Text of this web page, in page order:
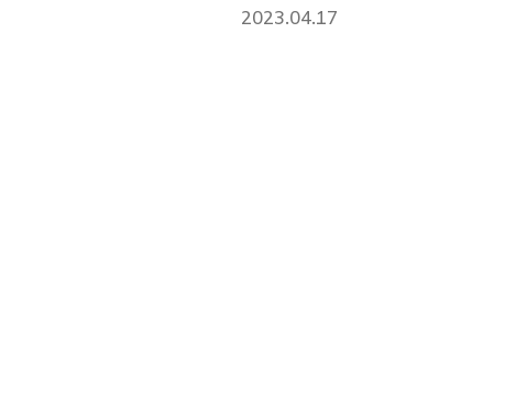
2023.04.17